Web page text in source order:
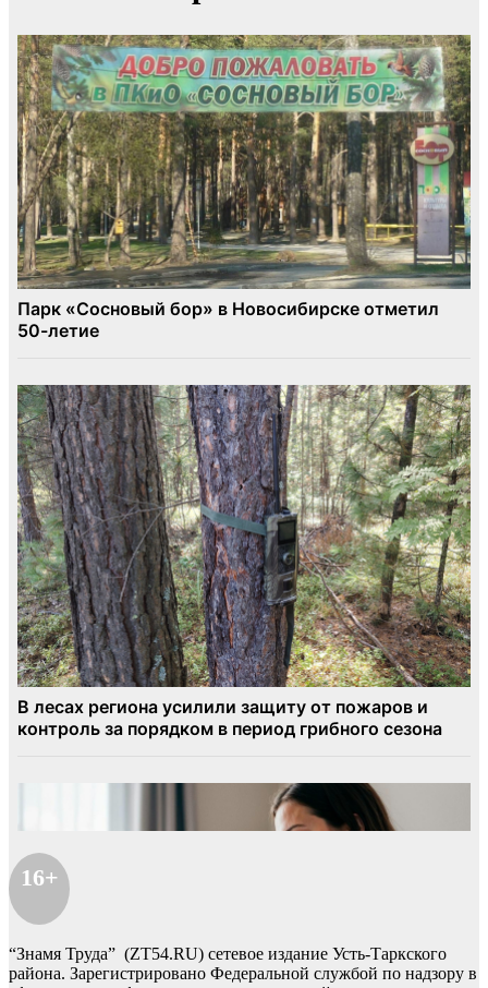
16+
“Знамя Труда” (ZT54.RU) сетевое издание Усть-Таркского
района. Зарегистрировано Федеральной службой по надзору в